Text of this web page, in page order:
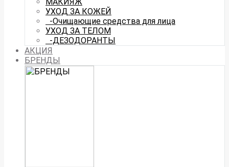
УХОД ЗА КОЖЕЙ
-Очищающие средства для лица
УХОД ЗА ТЕЛОМ
-ДЕЗОДОРАНТЫ
АКЦИЯ
БРЕНДЫ